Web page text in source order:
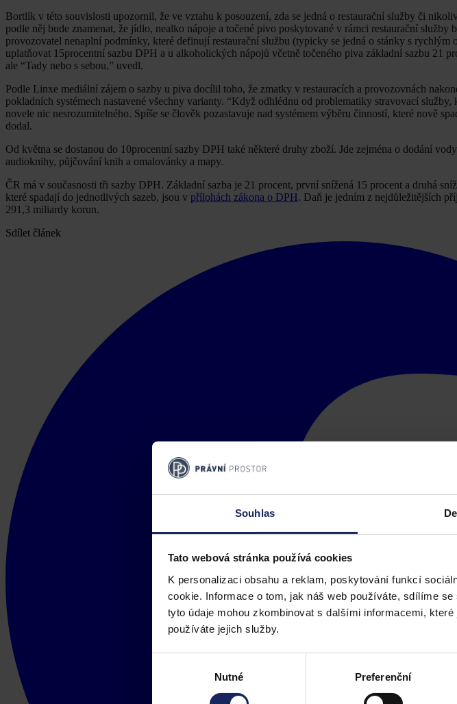
Souhlas
Tato webová stránka používá cookies
K personalizaci obsahu a reklam, poskytování funkcí
cookie. Informace o tom, jak náš web používáte, sdílíme
tyto údaje mohou zkombinovat s dalšími informacemi,
používáte jejich služby.
Nutné Preferenční
Bortlík v této souvislosti upozornil, že ve vztahu k posouzení, zda se jedná o restaurační služby či
podle něj bude znamenat, že jídlo, nealko nápoje a točené pivo poskytované v rámci restaurační služby
provozovatel nenaplní podmínky, které definují restaurační službu (typicky se jedná o stánky s
uplatňovat 15procentní sazbu DPH a u alkoholických nápojů včetně točeného piva základní sazbu 21
ale “Tady nebo s sebou,” uvedl.
Podle Linxe mediální zájem o sazby u piva docílil toho, že zmatky v restauracích a provozovnách
pokladních systémech nastavené všechny varianty. “Když odhlédnu od problematiky stravovací
novele nic nesrozumitelného. Spíše se člověk pozastavuje nad systémem výběru činností, které nově
dodal.
Od května se dostanou do 10procentní sazby DPH také některé druhy zboží. Jde zejména o dodání
audioknihy, půjčování knih a omalovánky a mapy.
ČR má v současnosti tři sazby DPH. Základní sazba je 21 procent, první snížená 15 procent a druhá
které spadají do jednotlivých sazeb, jsou v přílohách zákona o DPH. Daň je jedním z nejdůležitějších
291,3 miliardy korun.
Sdílet článek